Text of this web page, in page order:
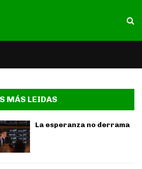
MÁS LEIDAS
La esperanza no derrama